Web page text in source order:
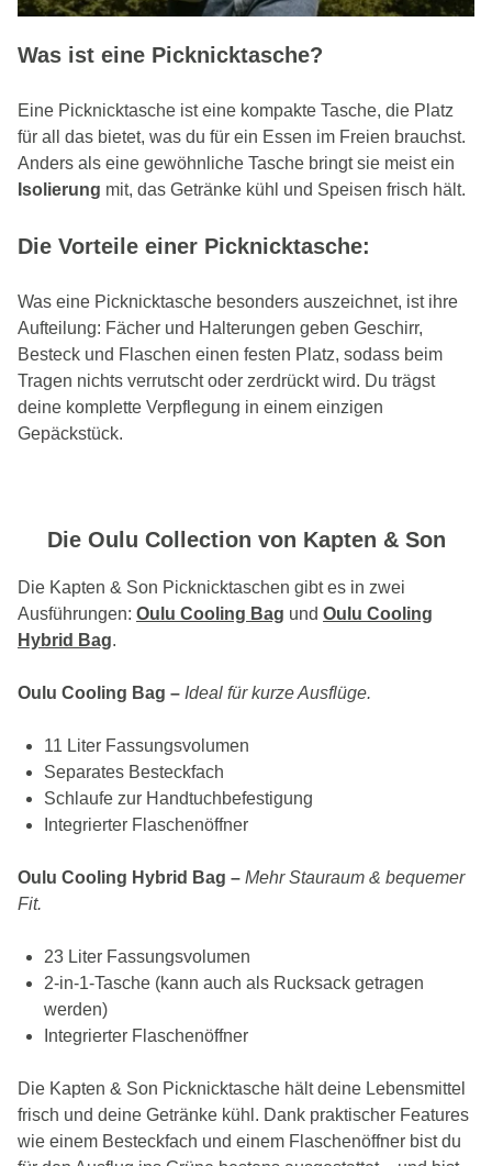
Was ist eine Picknicktasche?
Eine Picknicktasche ist eine kompakte Tasche, die Platz
für all das bietet, was du für ein Essen im Freien brauchst.
Anders als eine gewöhnliche Tasche bringt sie meist ein
Isolierung mit, das Getränke kühl und Speisen frisch hält.
Die Vorteile einer Picknicktasche:
Was eine Picknicktasche besonders auszeichnet, ist ihre
Aufteilung: Fächer und Halterungen geben Geschirr,
Besteck und Flaschen einen festen Platz, sodass beim
Tragen nichts verrutscht oder zerdrückt wird. Du trägst
deine komplette Verpflegung in einem einzigen
Gepäckstück.
Die Oulu Collection von Kapten & Son
Die Kapten & Son Picknicktaschen gibt es in zwei
Ausführungen: Oulu Cooling Bag und Oulu Cooling
Hybrid Bag.
Oulu Cooling Bag – Ideal für kurze Ausflüge.
11 Liter Fassungsvolumen
Separates Besteckfach
Schlaufe zur Handtuchbefestigung
Integrierter Flaschenöffner
Oulu Cooling Hybrid Bag – Mehr Stauraum & bequemer
Fit.
23 Liter Fassungsvolumen
2-in-1-Tasche (kann auch als Rucksack getragen
werden)
Integrierter Flaschenöffner
Die Kapten & Son Picknicktasche hält deine Lebensmittel
frisch und deine Getränke kühl. Dank praktischer Features
wie einem Besteckfach und einem Flaschenöffner bist du